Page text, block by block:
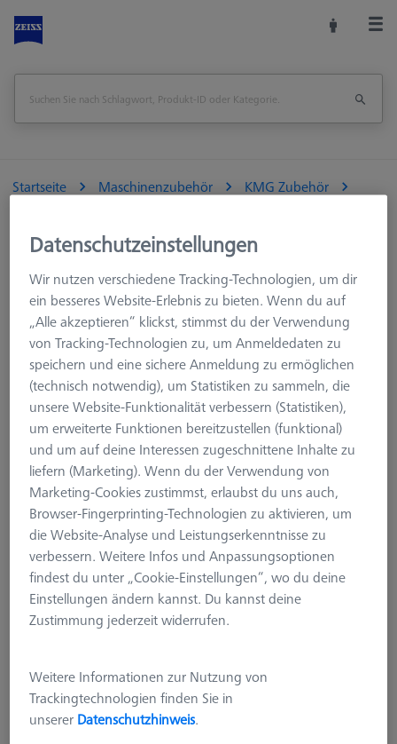
Startseite Maschinenzubehör
KMG Zubehör
Übersicht
Basispalette THETA 55, Aluminium,
ohne Bohrraster
Datenschutzeinstellungen
Wir nutzen verschiedene Tracking-Technologien, um dir
ein besseres Website-Erlebnis zu bieten. Wenn du auf
„Alle akzeptieren“ klickst, stimmst du der Verwendung
von Tracking-Technologien zu, um Anmeldedaten zu
speichern und eine sichere Anmeldung zu ermöglichen
(technisch notwendig), um Statistiken zu sammeln, die
unsere Website-Funktionalität verbessern (Statistiken),
um erweiterte Funktionen bereitzustellen (funktional)
und um auf deine Interessen zugeschnittene Inhalte zu
liefern (Marketing). Wenn du der Verwendung von
Marketing-Cookies zustimmst, erlaubst du uns auch,
Browser-Fingerprinting-Technologien zu aktivieren, um
die Website-Analyse und Leistungserkenntnisse zu
verbessern. Weitere Infos und Anpassungsoptionen
findest du unter „Cookie-Einstellungen“, wo du deine
Einstellungen ändern kannst. Du kannst deine
Zustimmung jederzeit widerrufen.
Weitere Informationen zur Nutzung von
Trackingtechnologien finden Sie in
unserer Datenschutzhinweis.